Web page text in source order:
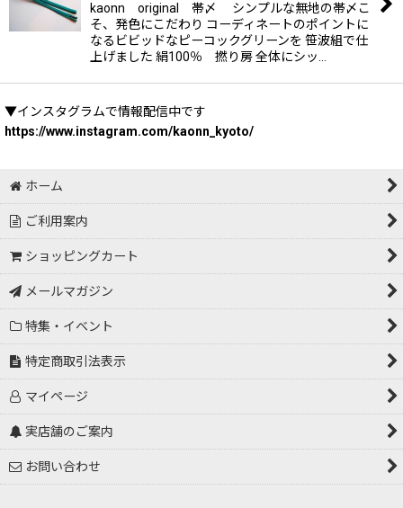
kaonn original 帯〆 シンプルな無地の帯〆こ
そ、発色にこだわり コーディネートのポイントに
なるビビッドなピーコックグリーンを 笹波組で仕
上げました 絹100％ 撚り房 全体にシッ…
▼インスタグラムで情報配信中です
https://www.instagram.com/kaonn_kyoto/
ホーム
ご利用案内
ショッピングカート
メールマガジン
特集・イベント
特定商取引法表示
マイページ
実店舗のご案内
お問い合わせ